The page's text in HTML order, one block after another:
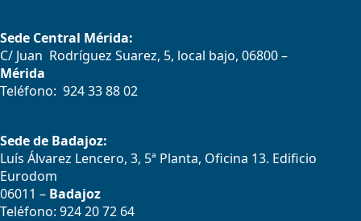
Sede Central Mérida:
C/ Juan Rodríguez Suarez, 5, local bajo, 06800 –
Mérida
Teléfono: 924 33 88 02
Sede de Badajoz:
Luís Álvarez Lencero, 3, 5ª Planta, Oficina 13. Edificio
Eurodom
06011 – Badajoz
Teléfono: 924 20 72 64